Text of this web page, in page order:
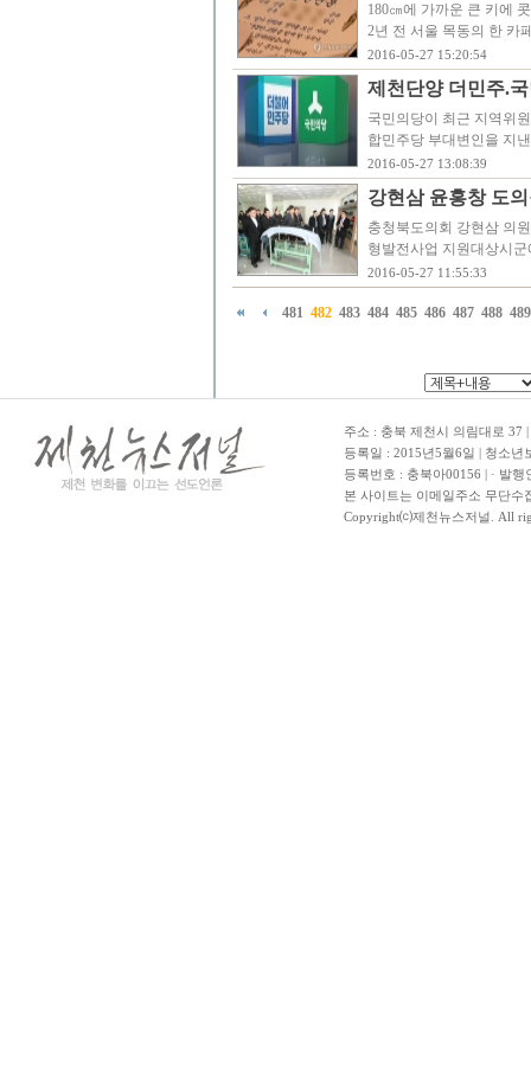
180㎝에 가까운 큰 키에
2년 전 서울 목동의 한 카
2016-05-27 15:20:54
제천단양 더민주.
국민의당이 최근 지역위
합민주당 부대변인을 지
2016-05-27 13:08:39
강현삼 윤홍창 도
충청북도의회 강현삼 의
형발전사업 지원대상시
2016-05-27 11:55:33
481 482 483 484 485 486 487 488 489
주소 : 충북 제천시 의림대로 37
등록일 : 2015년5월6일 | 청소
등록번호 : 충북아00156 | · 발
본 사이트는 이메일주소 무단수
Copyright⒞제천뉴스저널. All